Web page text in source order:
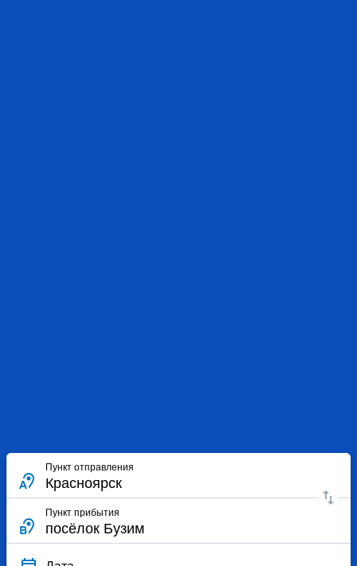
Пункт отправления
Пункт прибытия